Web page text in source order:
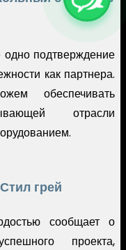
подтверждение
как партнера.
обеспечивать
отрасли
грей
сообщает о
проекта,